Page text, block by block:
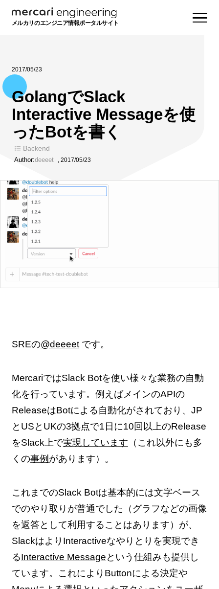
メルカリのエンジニア情報ポータルサイト
2017/05/23
GolangでSlack
Interactive Messageを使
ったBotを書く
Backend
Author:deeeet , 2017/05/23
SREの@deeeetです。
MercariではSlack Botを使い様々な業務の自動
化を行っています。例えばメインのAPIの
ReleaseはBotによる自動化がされており、JP
とUSとUKの3拠点で1日に10回以上のRelease
をSlack上で実現しています （これ以外にも多
くの事例 があります）。
これまでのSlack Botは基本的には文字ベース
でのやり取りが普通でした（グラフなどの画像
を返答として利用することはあります）が、
SlackはよりInteractiveなやりとりを実現でき
るInteractive Messageという仕組みも提供し
ています。これによりButtonによる決定や